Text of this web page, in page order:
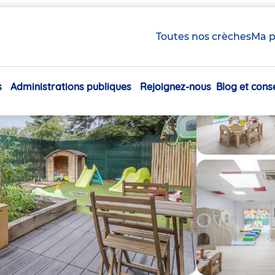
Toutes nos crèchesMa
Navigation
Administrations publiques Rejoignez-nous Blog et